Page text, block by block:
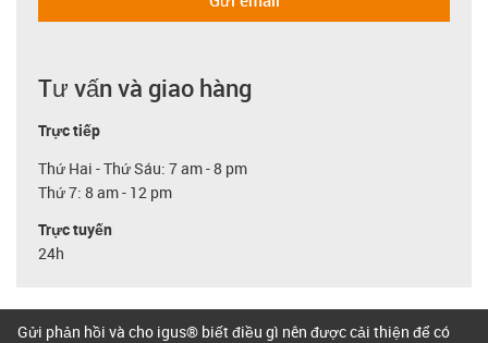
Tư vấn và giao hàng
Trực tiếp
Thứ Hai - Thứ Sáu: 7 am - 8 pm
Thứ 7: 8 am - 12 pm
Trực tuyến
24h
Gửi phản hồi và cho igus® biết điều gì nên được cải thiện để có